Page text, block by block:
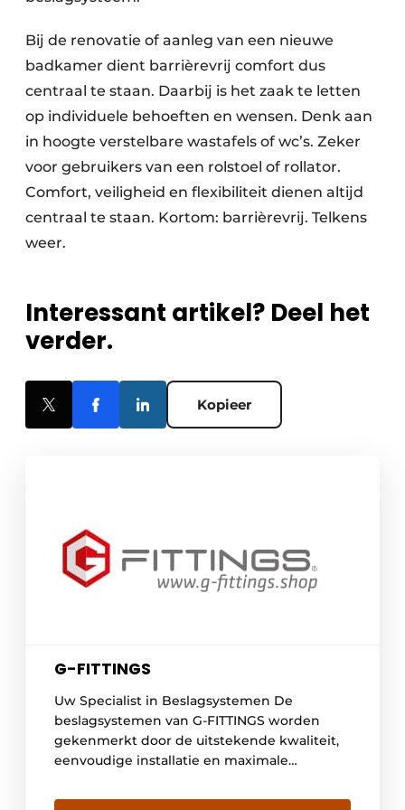
Bij de renovatie of aanleg van een nieuwe
badkamer dient barrièrevrij comfort dus
centraal te staan. Daarbij is het zaak te letten
op individuele behoeften en wensen. Denk aan
in hoogte verstelbare wastafels of wc’s. Zeker
voor gebruikers van een rolstoel of rollator.
Comfort, veiligheid en flexibiliteit dienen altijd
centraal te staan. Kortom: barrièrevrij. Telkens
weer.
Interessant artikel? Deel het
verder.
Kopieer
G-FITTINGS
Uw Specialist in Beslagsystemen De
beslagsystemen van G-FITTINGS worden
gekenmerkt door de uitstekende kwaliteit,
eenvoudige installatie en maximale
assortiment deuren en deurbeslagen,